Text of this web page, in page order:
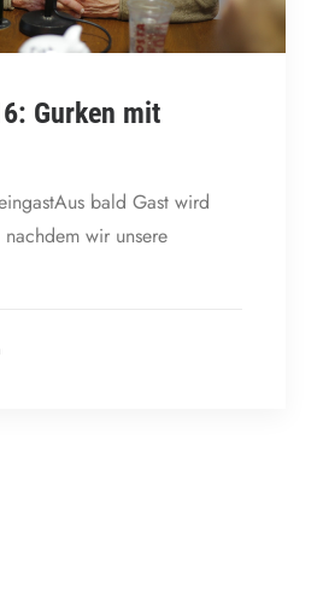
Gurken mit
bald Gast wird
wir unsere